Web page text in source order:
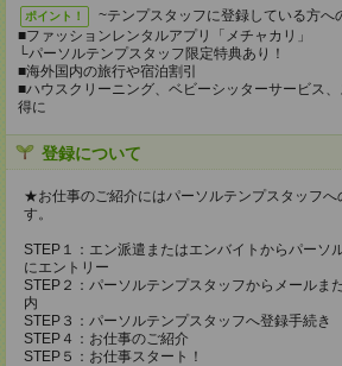
ポイント！
~テンプスタッフに登録している方へ
■ファッションレンタルアプリ「メチャカリ」
└パーソルテンプスタッフ限定特典あり！
■海外国内の旅行や宿泊割引
■ハウスクリーニング、ベビーシッターサービス
得に
登録について
★お仕事のご紹介にはパーソルテンプスタッフへ
す。
STEP１：エン派遣またはエンバイトからパーソ
にエントリー
STEP２：パーソルテンプスタッフからメールま
内
STEP３：パーソルテンプスタッフへ登録手続き
STEP４：お仕事のご紹介
STEP５：お仕事スタート！